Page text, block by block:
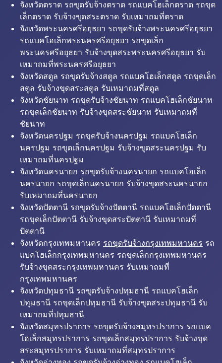
จังหวัดตราด รถขุดรับจ้างตราด รถแบคโฮเล็กตราด รถขุด
เล็กตราด รับจ้างขุดสระตราด รับเหมาถมที่ตราด
จังหวัดพระนครศรีอยุธยา รถขุดรับจ้างพระนครศรีอยุธยา
รถแบคโฮเล็กพระนครศรีอยุธยา รถขุดเล็ก
พระนครศรีอยุธยา รับจ้างขุดสระพระนครศรีอยุธยา รับ
เหมาถมที่พระนครศรีอยุธยา
จังหวัดสตูล รถขุดรับจ้างสตูล รถแบคโฮเล็กสตูล รถขุดเล็ก
สตูล รับจ้างขุดสระสตูล รับเหมาถมที่สตูล
จังหวัดชัยนาท รถขุดรับจ้างชัยนาท รถแบคโฮเล็กชัยนาท
รถขุดเล็กชัยนาท รับจ้างขุดสระชัยนาท รับเหมาถมที่
ชัยนาท
จังหวัดนครปฐม รถขุดรับจ้างนครปฐม รถแบคโฮเล็ก
นครปฐม รถขุดเล็กนครปฐม รับจ้างขุดสระนครปฐม รับ
เหมาถมที่นครปฐม
จังหวัดนครนายก รถขุดรับจ้างนครนายก รถแบคโฮเล็ก
นครนายก รถขุดเล็กนครนายก รับจ้างขุดสระนครนายก
รับเหมาถมที่นครนายก
จังหวัดปัตตานี รถขุดรับจ้างปัตตานี รถแบคโฮเล็กปัตตานี
รถขุดเล็กปัตตานี รับจ้างขุดสระปัตตานี รับเหมาถมที่
ปัตตานี
จังหวัดกรุงเทพมหานคร รถขุดรับจ้างกรุงเทพมหานคร รถ
แบคโฮเล็กกรุงเทพมหานคร รถขุดเล็กกรุงเทพมหานคร
รับจ้างขุดสระกรุงเทพมหานคร รับเหมาถมที่
กรุงเทพมหานคร
จังหวัดปทุมธานี รถขุดรับจ้างปทุมธานี รถแบคโฮเล็ก
ปทุมธานี รถขุดเล็กปทุมธานี รับจ้างขุดสระปทุมธานี รับ
เหมาถมที่ปทุมธานี
จังหวัดสมุทรปราการ รถขุดรับจ้างสมุทรปราการ รถแบค
โฮเล็กสมุทรปราการ รถขุดเล็กสมุทรปราการ รับจ้างขุด
สระสมุทรปราการ รับเหมาถมที่สมุทรปราการ